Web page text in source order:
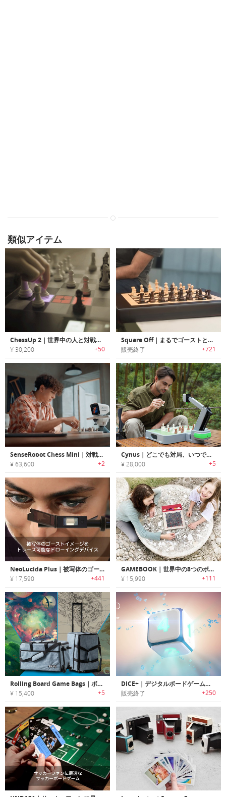
類似アイテム
ChessUp 2｜世界中の人と対戦できるスマートチェスボード
¥ 30,200 +50
Square Off｜まるでゴーストと対戦している様なスマートチェスボード「スクエアオフ」
販売終了 +721
SenseRobot Chess Mini｜対戦相手が現実に現れる、AIが駒を動かす次世代チェスボード
¥ 63,600 +2
Cynus｜どこでも対局、いつでも挑戦。AI搭載ポータブルチェスロボット
¥ 28,000 +5
NeoLucida Plus｜被写体のゴーストイメージをトレース可能なドローイングデバイス
¥ 17,590 +441
GAMEBOOK｜世界中の8つのボードゲームを1冊にまとめたゲームブック「GAMEBOOK」
¥ 15,990 +111
Rolling Board Game Bags｜ボードゲームを持ち運ぶために生まれたバッグ
¥ 15,400 +5
DICE+｜デジタルボードゲームコントローラ
販売終了 +250